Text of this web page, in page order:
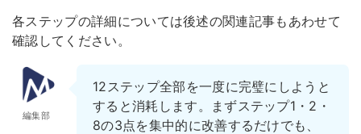
各ステップの詳細については後述の関連記事もあわせて
確認してください。
編集部
12ステップ全部を一度に完璧にしようと
すると消耗します。まずステップ1・2・
8の3点を集中的に改善するだけでも、